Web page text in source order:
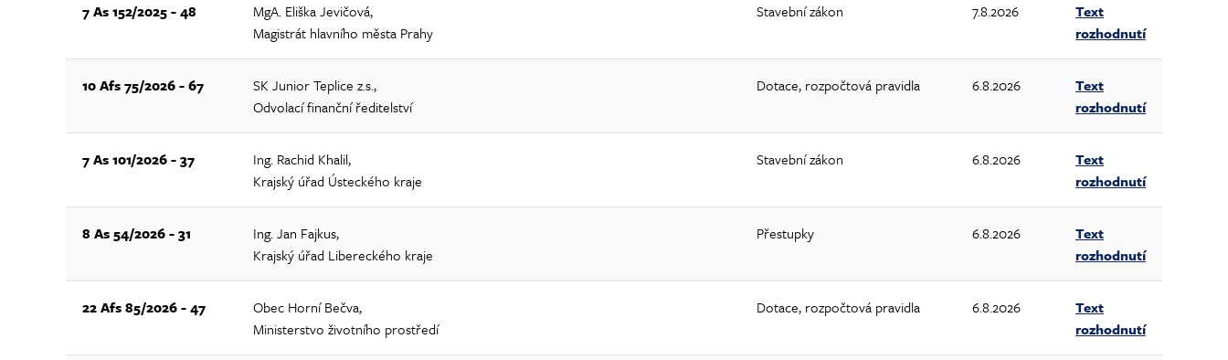
7 As 152/2025 - 48
MgA. Eliška Jevičová,
Magistrát hlavního města Prahy
Stavební zákon 7.8.2026
Text
rozhodnutí
10 Afs 75/2026 - 67
SK Junior Teplice z.s.,
Odvolací finanční ředitelství
Dotace, rozpočtová pravidla 6.8.2026
Text
rozhodnutí
7 As 101/2026 - 37
Ing. Rachid Khalil,
Krajský úřad Ústeckého kraje
Stavební zákon 6.8.2026
Text
rozhodnutí
8 As 54/2026 - 31
Ing. Jan Fajkus,
Krajský úřad Libereckého kraje
Přestupky 6.8.2026
Text
rozhodnutí
22 Afs 85/2026 - 47
Obec Horní Bečva,
Ministerstvo životního prostředí
Dotace, rozpočtová pravidla 6.8.2026
Text
rozhodnutí